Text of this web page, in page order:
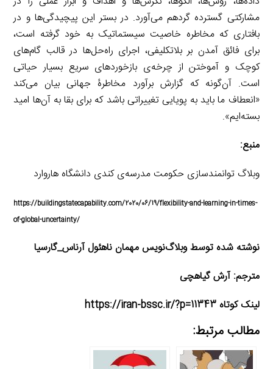
مشارکتی گسترده‌ گرد‌هم می‌آورد. در بستر این پیچیدگی‌ها و در
بافتاری که مخاطره خاصیت سیستماتیک به خود گرفته است،
برای فائق آمدن بر بلاتکلیفی، اجرای راه‌حل‌ها در قالب گام‌های
کوچک و آموختن از چرخه‌ی بازخورد‌های سریع بسیار حیاتی
است. آن‌گونه که گزارش برآورد مخاطرۀ جهانی بیان می‌کند
«انعطاف ما باید به پویایی تغییراتی باشد که برای بقا به آن‌ها امید
بسته‌ایم».
منبع:
وبلاگ توانمند‌سازی حکومت مدرسه‌ی کندی دانشگاه هاروارد
https://buildingstatecapability.com/2020/06/19/flexibility-and-learning-in-times-
of-global-uncertainty/
نوشته شده توسط وبلاگ‌نویس مهمان ناهئول آرناس_گارسیا
مترجم: آرش گیاهچی
لینک کوتاه https://iran-bssc.ir/?p=11343
مطالب مرتبط: